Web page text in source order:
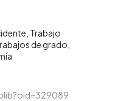
Trabajo
de grado